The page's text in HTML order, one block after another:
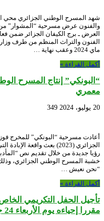
شهد المسرح الوطني الجزائري محي
والفنون عرض مسرحية “المشوار” من
العرض ـ برج الكيفان الجزائر ضمن
ماي 2024 وعقب نهاية …
أكمل القراءة »
“البونكي” إنتاج المسرح
معمري
20 يوليو، 2024 349
أعادت مسرحية “البونكي” للمخرج
الجزائري (2023) بعث واقعة
رؤيا جديدة من خلال تقديم نص
“نحن نعيش …
أكمل القراءة »
تأجيل الحفل التكريمي
مقررا إحياءه يوم الأربعاء 24 جويلية 2024